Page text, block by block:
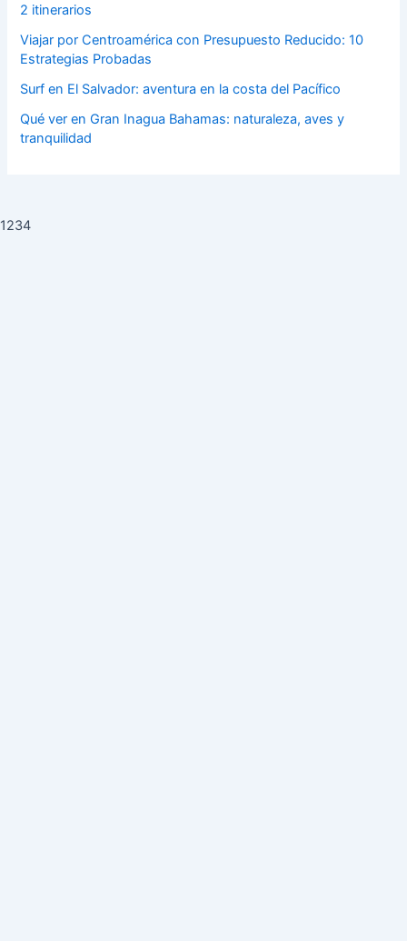
2 itinerarios
Viajar por Centroamérica con Presupuesto Reducido: 10
Estrategias Probadas
Surf en El Salvador: aventura en la costa del Pacífico
Qué ver en Gran Inagua Bahamas: naturaleza, aves y
tranquilidad
1234